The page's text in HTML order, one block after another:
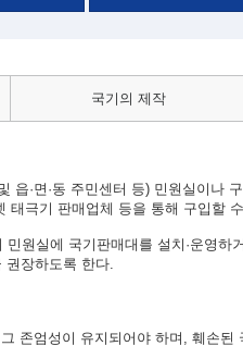
국기의 제작
읍·면·동 주민센터 등) 민원실이나
태극기 판매업체 등을 통해 구입할
원실에 국기판매대를 설치·운영
권장하도록 한다.
존엄성이 유지되어야 하며, 훼손